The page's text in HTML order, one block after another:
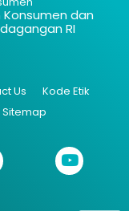
dan
RI
Us
Kode Etik
Sitemap